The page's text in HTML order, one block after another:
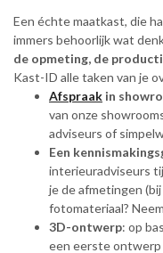
Een échte maatkast, die
immers behoorlijk wat
de opmeting, de
Kast-ID alle taken van je
Afspraak in
van onze
adviseurs of
Een
interieuradviseurs
je de afmetingen
fotomateriaal?
3D-ontwerp: op
een eerste ontwerp